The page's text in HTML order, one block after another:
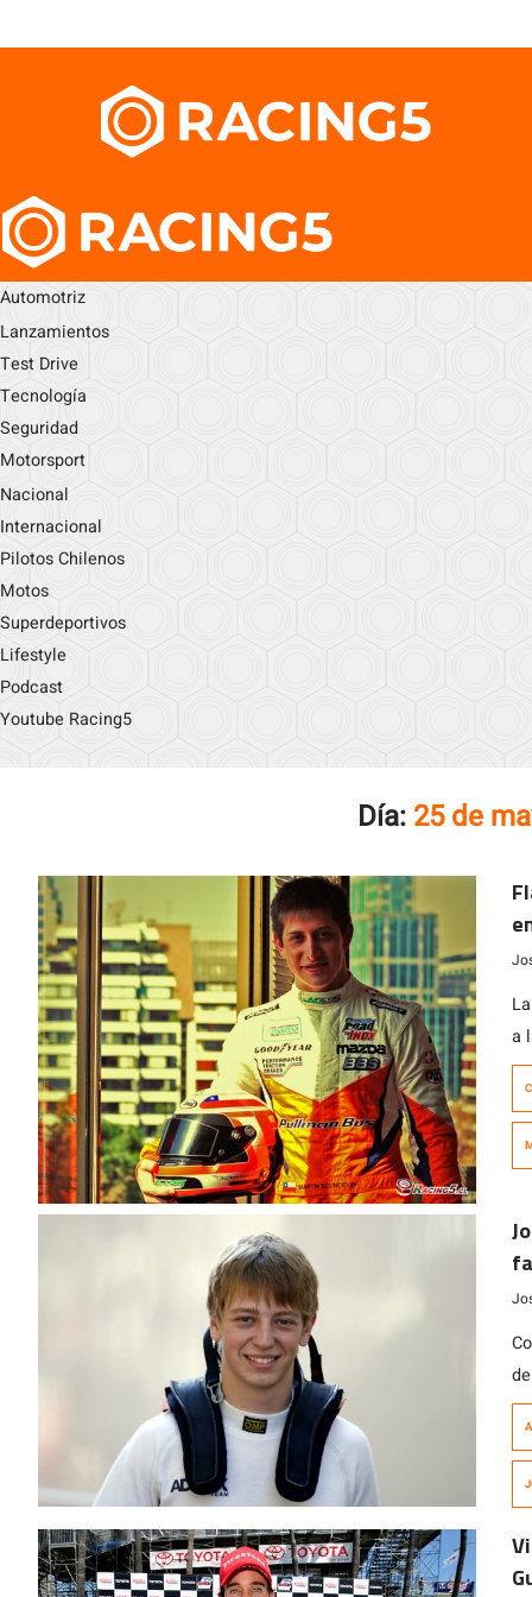
Automotriz
Lanzamientos
Test Drive
Tecnología
Seguridad
Motorsport
Nacional
Internacional
Pilotos Chilenos
Motos
Superdeportivos
Lifestyle
Podcast
Youtube Racing5
Día: 25 de
a